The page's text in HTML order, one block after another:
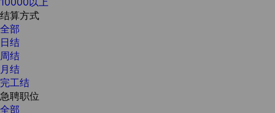
结算方式
全部
日结
周结
月结
完工结
急聘职位
全部